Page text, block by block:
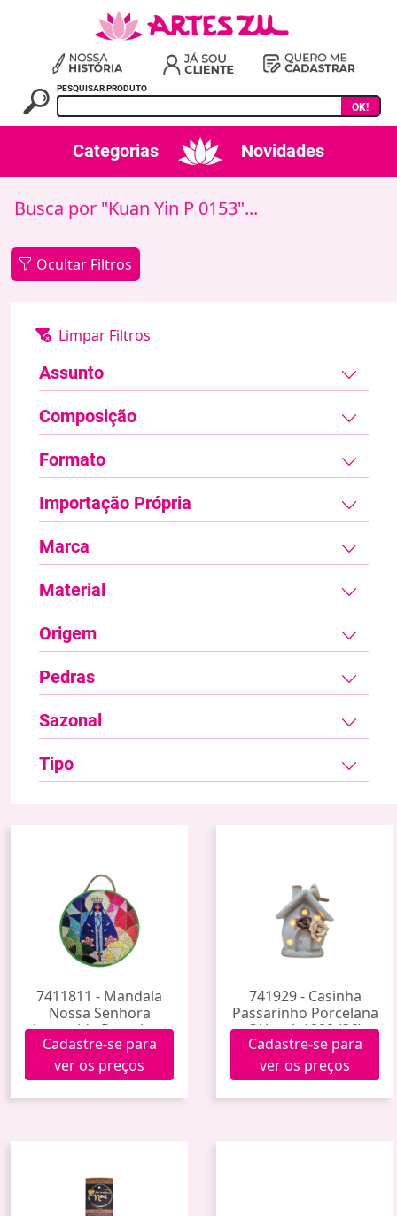
PESQUISAR PRODUTO
OK!
Categorias Novidades
Busca por "Kuan Yin P 0153"...
Ocultar Filtros
Assunto
Composição
Formato
Importação Própria
Marca
Material
Origem
Pedras
Sazonal
Tipo
7411811 - Mandala
Nossa Senhora
Aparecida Porcelana
Hxgy-018 (60)
Cadastre-se para
ver os preços
741929 - Casinha
Passarinho Porcelana
C/ Luz Jy1889 (36)
Cadastre-se para
ver os preços